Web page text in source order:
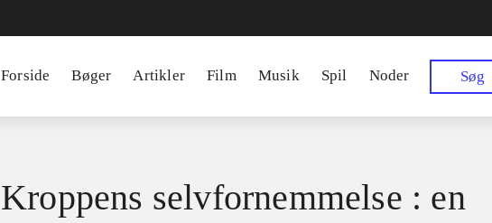
Forside Bøger Artikler Film Musik Spil Noder Søg
Kroppens selvfornemmelse : en